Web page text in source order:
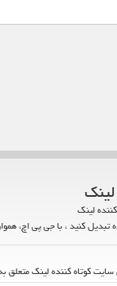
لینک
تبدیل کنید ، با جی پی اچ،